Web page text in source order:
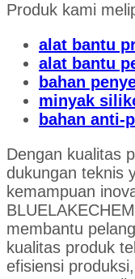
Produk kami
alat bantu
alat bantu
bahan
minyak
bahan anti-
Dengan kualitas
dukungan teknis
kemampuan
membantu
kualitas produk
efisiensi